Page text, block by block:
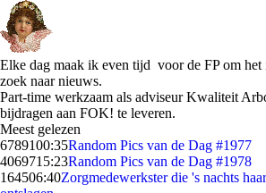
Elke dag maak ik even tijd voor de FP om het
zoek naar nieuws.
Part-time werkzaam als adviseur Kwaliteit
bijdragen aan FOK! te leveren.
Meest gelezen
6789100:35Random Pics van de Dag #1977
4069715:23Random Pics van de Dag #1978
164506:40Zorgmedewerkster die 's nachts